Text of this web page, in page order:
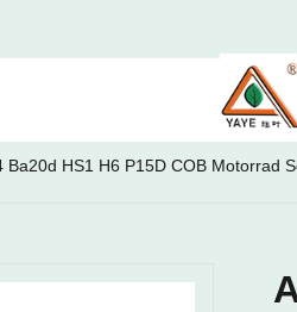
Ba20d HS1 H6 P15D COB Motorrad